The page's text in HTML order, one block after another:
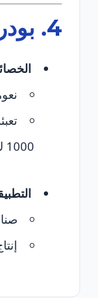
4.
1000 ك).